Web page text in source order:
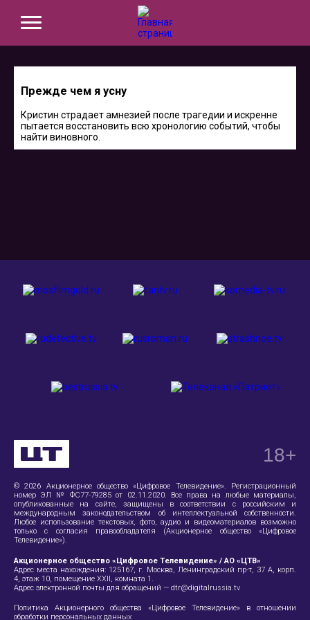
Прежде чем я усну
Кристин страдает амнезией после трагедии и искренне
пытается восстановить всю хронологию событий, чтобы
найти виновного.
© 2026 Акционерное общество «Цифровое Телевидение». Регистрационный
номер ЭЛ № ФС77-79285 от 02.11.2020. Все права на любые материалы,
опубликованные на сайте, защищены в соответствии с российским и
международным законодательством об интеллектуальной собственности.
Любое использование текстовых, фото, аудио и видеоматериалов возможно
только с согласия правообладателя (Акционерное общество «Цифровое
Телевидение»).
Акционерное общество «Цифровое Телевидение» / АО «ЦТВ»
Адрес места нахождения: 125167, г. Москва, Ленинградский пр-т, 37 А , корп.
4, этаж 10, помещение XXII, комната 1.
Адрес электронной почты для обращений — dtr@digitalrussia.tv
Политика Акционерного общества «Цифровое Телевидение» в отношении
обработки персональных данных
18+